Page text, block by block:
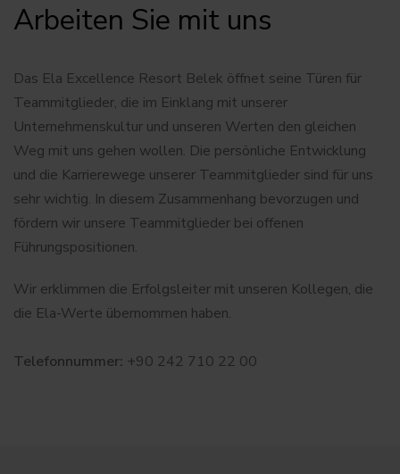
Arbeiten Sie mit uns
Das Ela Excellence Resort Belek öffnet seine Türen für
Teammitglieder, die im Einklang mit unserer
Unternehmenskultur und unseren Werten den gleichen
Weg mit uns gehen wollen. Die persönliche Entwicklung
und die Karrierewege unserer Teammitglieder sind für uns
sehr wichtig. In diesem Zusammenhang bevorzugen und
fördern wir unsere Teammitglieder bei offenen
Führungspositionen.
Wir erklimmen die Erfolgsleiter mit unseren Kollegen, die
die Ela-Werte übernommen haben.
Telefonnummer: +90 242 710 22 00